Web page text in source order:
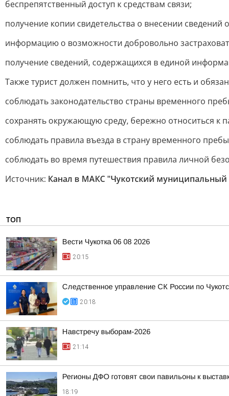
беспрепятственный доступ к средствам связи;
получение копии свидетельства о внесении сведений
информацию о возможности добровольно
получение сведений, содержащихся в единой
Также турист должен помнить, что у него есть и
соблюдать законодательство страны временного
сохранять окружающую среду, бережно относиться к
соблюдать правила въезда в страну временного
соблюдать во время путешествия правила личной
Источник: Канал в МАКС "Чукотский муниципальный
ТОП
Вести Чукотка 06 08 2026
20:15
Следственное управление СК России по
20:18
Навстречу выборам-2026
21:14
Регионы ДФО готовят свои павильоны к
18:19